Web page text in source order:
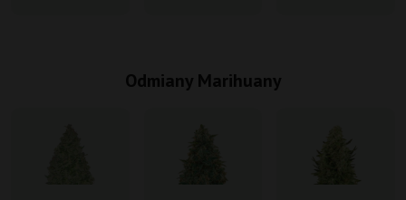
Odmiany Marihuany